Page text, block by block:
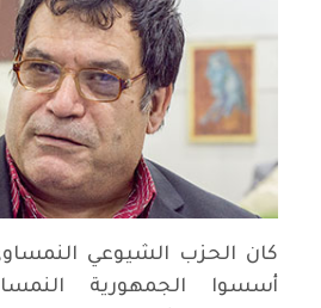
كان الحزب الشيوعي
أسسوا الجمهورية